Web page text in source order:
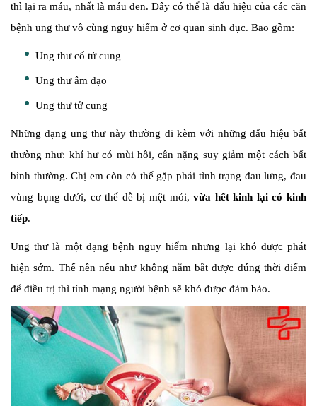
thì lại ra máu, nhất là máu đen. Đây có thể là dấu hiệu của các căn
bệnh ung thư vô cùng nguy hiểm ở cơ quan sinh dục. Bao gồm:
Ung thư cổ tử cung
Ung thư âm đạo
Ung thư tử cung
Những dạng ung thư này thường đi kèm với những dấu hiệu bất
thường như: khí hư có mùi hôi, cân nặng suy giảm một cách bất
bình thường. Chị em còn có thể gặp phải tình trạng đau lưng, đau
vùng bụng dưới, cơ thể dễ bị mệt mỏi,vừa hết kinh lại có kinh
tiếp.
Ung thư là một dạng bệnh nguy hiểm nhưng lại khó được phát
hiện sớm. Thế nên nếu như không nắm bắt được đúng thời điểm
để điều trị thì tính mạng người bệnh sẽ khó được đảm bảo.